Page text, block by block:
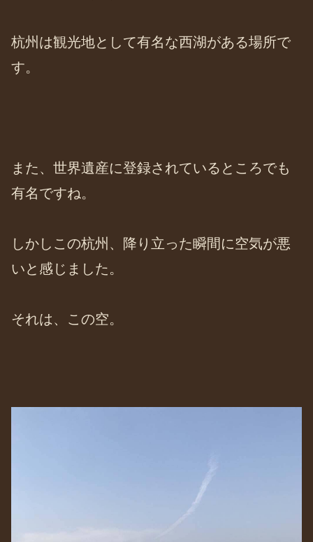
杭州は観光地として有名な西湖がある場所で
す。
また、世界遺産に登録されているところでも
有名ですね。
しかしこの杭州、降り立った瞬間に空気が悪
いと感じました。
それは、この空。